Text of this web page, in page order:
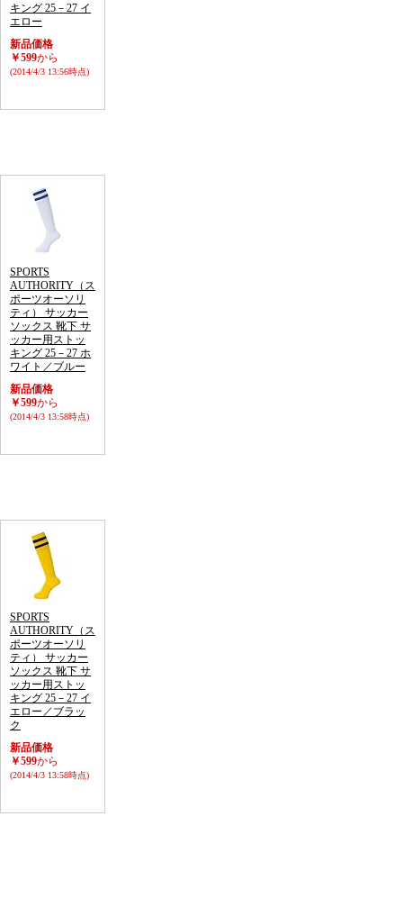
キング 25－27 イ
エロー
新品価格
￥599から
(2014/4/3 13:56時点)
SPORTS
AUTHORITY（ス
ポーツオーソリ
ティ） サッカー
ソックス 靴下 サ
ッカー用ストッ
キング 25－27 ホ
ワイト／ブルー
新品価格
￥599から
(2014/4/3 13:58時点)
SPORTS
AUTHORITY（ス
ポーツオーソリ
ティ） サッカー
ソックス 靴下 サ
ッカー用ストッ
キング 25－27 イ
エロー／ブラッ
ク
新品価格
￥599から
(2014/4/3 13:58時点)